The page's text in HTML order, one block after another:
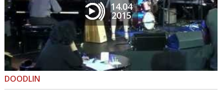
14.04
2015
DOODLIN